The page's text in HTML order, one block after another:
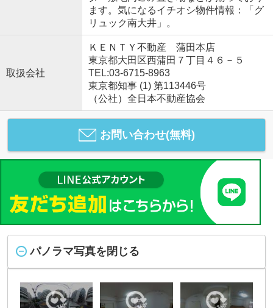
ます。気になるイチオシ物件情報：「グ
リュック南大井」。
取扱会社
ＫＥＮＴＹ不動産 蒲田本店
東京都大田区西蒲田７丁目４６－５
TEL:03-6715-8963
東京都知事 (1) 第113446号
（公社）全日本不動産協会
お問い合わせ(無料)
パノラマ写真を閉じる